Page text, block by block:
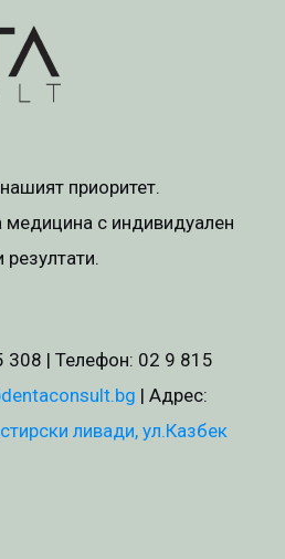
приоритет.
с индивидуален
308 | Телефон: 02 9 815
| Адрес:
ливади, ул.Казбек